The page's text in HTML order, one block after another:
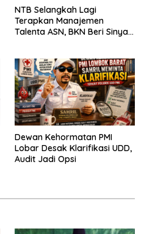
NTB Selangkah Lagi
Terapkan Manajemen
Talenta ASN, BKN Beri Sinyal
Dewan Kehormatan PMI
Lobar Desak Klarifikasi UDD,
Audit Jadi Opsi